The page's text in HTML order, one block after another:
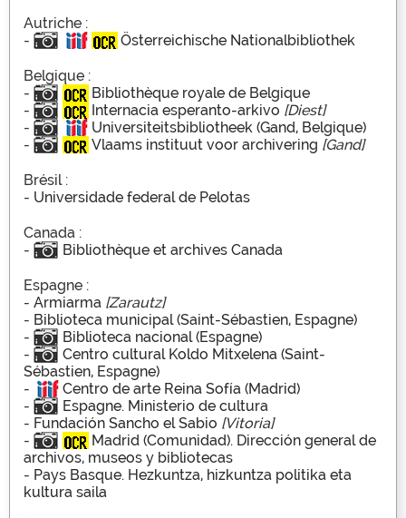
Autriche :
-
Österreichische Nationalbibliothek
Belgique :
-
Bibliothèque royale de Belgique
-
Internacia esperanto-arkivo [Diest]
-
Universiteitsbibliotheek (Gand, Belgique)
-
Vlaams instituut voor archivering [Gand]
Brésil :
- Universidade federal de Pelotas
Canada :
-
Bibliothèque et archives Canada
Espagne :
- Armiarma [Zarautz]
- Biblioteca municipal (Saint-Sébastien, Espagne)
-
Biblioteca nacional (Espagne)
-
Centro cultural Koldo Mitxelena (Saint-
Sébastien, Espagne)
-
Centro de arte Reina Sofía (Madrid)
-
Espagne. Ministerio de cultura
- Fundación Sancho el Sabio [Vitoria]
-
Madrid (Comunidad). Dirección general de
archivos, museos y bibliotecas
- Pays Basque. Hezkuntza, hizkuntza politika eta
kultura saila